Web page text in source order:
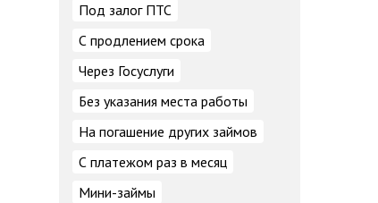
Под залог ПТС
С продлением срока
Через Госуслуги
Без указания места работы
На погашение других займов
С платежом раз в месяц
Мини-займы